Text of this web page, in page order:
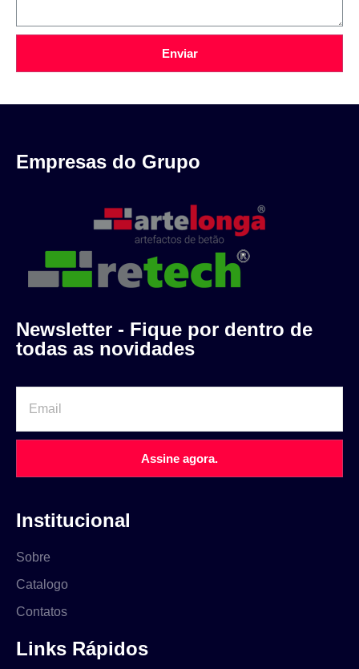
Enviar
Empresas do Grupo
Newsletter - Fique por dentro de
todas as novidades
Assine agora.
Institucional
Sobre
Catalogo
Contatos
Links Rápidos